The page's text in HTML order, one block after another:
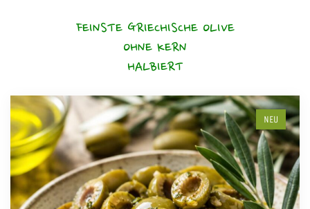
FEINSTE GRIECHISCHE OLIVE
OHNE KERN
HALBIERT
NEU